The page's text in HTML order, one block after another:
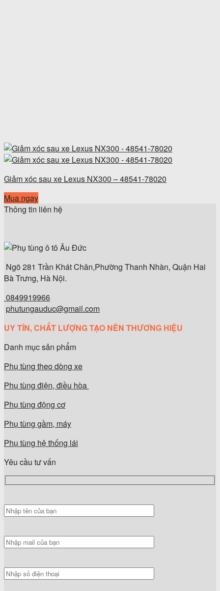
Giảm xóc sau xe Lexus NX300 – 48541-78020
Mua ngay
Thông tin liên hệ
Ngõ 281 Trần Khát Chân,Phường Thanh Nhàn, Quận Hai
Bà Trưng, Hà Nội.
0849919966
phutungauduc@gmail.com
UY TÍN, CHẤT LƯỢNG TẠO NÊN THƯƠNG HIỆU
Danh mục sản phẩm
Phụ tùng theo dòng xe
Phụ tùng điện, điều hòa
Phụ tùng động cơ
Phụ tùng gầm, máy
Phụ tùng hệ thống lái
Yêu cầu tư vấn